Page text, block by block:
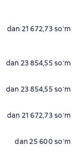
dan 21 672,73 soʻm
dan 23 854,55 soʻm
dan 23 854,55 soʻm
dan 21 672,73 soʻm
dan 25 600 soʻm